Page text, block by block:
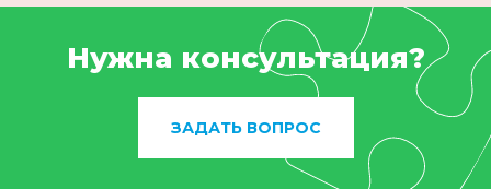
Нужна консультация?
ЗАДАТЬ ВОПРОС